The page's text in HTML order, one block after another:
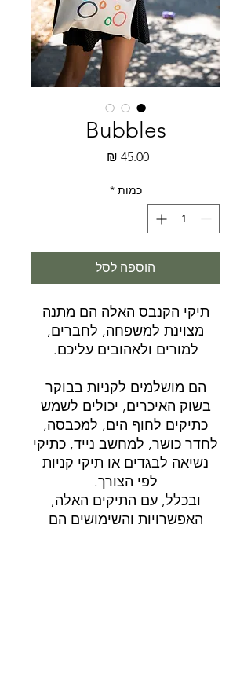
Bubbles
‏45.00 ‏₪
כמות *
הוספה לסל
תיקי הקנבס האלה הם מתנה
מצוינת למשפחה, לחברים,
למורים ולאהובים עליכם.
הם מושלמים לקניות בבוקר
בשוק האיכרים, יכולים לשמש
כתיקים לחוף הים, למכבסה,
לחדר כושר, למחשב נייד, כתיקי
נשיאה לבגדים או תיקי קניות
לפי הצורך.
ובכלל, עם התיקים האלה,
האפשרויות והשימושים הם